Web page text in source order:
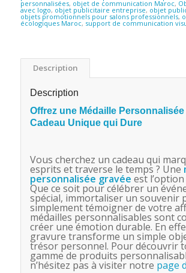
personnalisées, objet de communication Maroc,
avec logo, objet publicitaire entreprise, objet
objets promotionnels pour salons professionnels,
écologiques Maroc, support de communication
Description
Description
Offrez une Médaille Personnalisée
Cadeau Unique qui Dure
Vous cherchez un cadeau qui
esprits et traverse le temps ? Une
personnalisée gravée est
Que ce soit pour célébrer un
spécial, immortaliser un souvenir
simplement témoigner de votre
médailles personnalisables sont
créer une émotion durable. En
gravure transforme un simple
trésor personnel. Pour découvrir
gamme de produits
n’hésitez pas à visiter notre page